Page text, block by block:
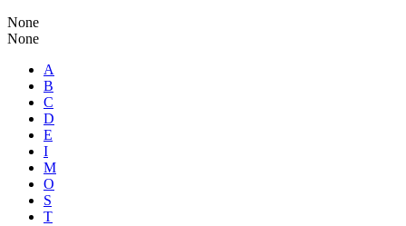
None
None
A
B
C
D
E
I
M
O
S
T